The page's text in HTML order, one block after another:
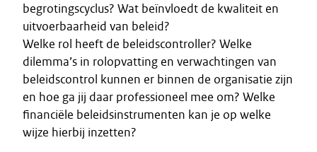
begrotingscyclus? Wat beïnvloedt de kwaliteit en
uitvoerbaarheid van beleid?
Welke rol heeft de beleidscontroller? Welke
dilemma’s in rolopvatting en verwachtingen van
beleidscontrol kunnen er binnen de organisatie zijn
en hoe ga jij daar professioneel mee om? Welke
financiële beleidsinstrumenten kan je op welke
wijze hierbij inzetten?